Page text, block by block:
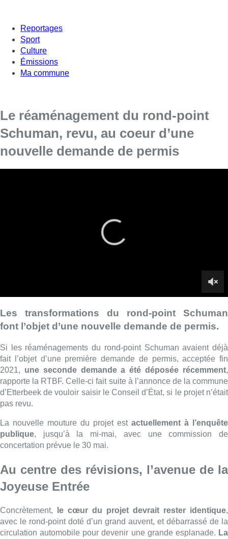
Reportages
Sport
Culture
Émissions
Ma commune
Le réaménagement du rond-point
Schuman, revu, au coeur d’une
nouvelle demande de permis
fait l’objet d’une première demande de permis, acceptée fin
une seconde demande a été déposée récemment
rapporte la RTBF. Celle-ci fait suite à l’annonce de la commune
actuellement à l’enquête
publique, jusqu’à la mi-mai, avec une commission de
concertation prévue le 30 mai.
Au centre des révisions, l’avenue de la
Joyeuse Entrée
Concrètement,le cœur du projet devrait rester identique,
avec le rond-point doté d’un grand auvent, et débarrassé de la
circulation automobile pour devenir une grande esplanade.La
révision ici s’intéresse plutôt à l’avenue de la Joyeuse
Entrée
, dont le premier projet prévoyait la mise à sens unique,
ce qui n’était pas au goût de la commune et de certains
riverains.
La nouvelle version du projet prévoit ainsi que
l’avenue reste à double sens
► Article |Réaménagement du rond-point Schuman :
Etterbeek n’introduira pas de recours (22/02/2022)
Mobilité, Camille Thiry, indique qu’il s’agit ici d’une “question
de procédure purement administrative“.Les délais du projet
restent identiques, avec des travaux prévus à partir du mois